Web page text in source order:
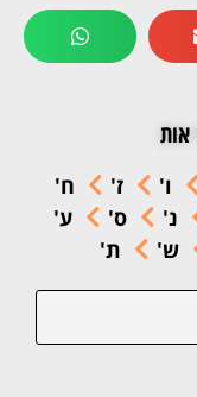
אות
ו' ז'
ח'
נ' ס'
ע'
ש' ת'